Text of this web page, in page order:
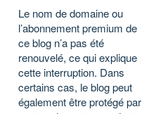
Le nom de domaine ou
l’abonnement premium de
ce blog n’a pas été
renouvelé, ce qui explique
cette interruption. Dans
certains cas, le blog peut
également être protégé par